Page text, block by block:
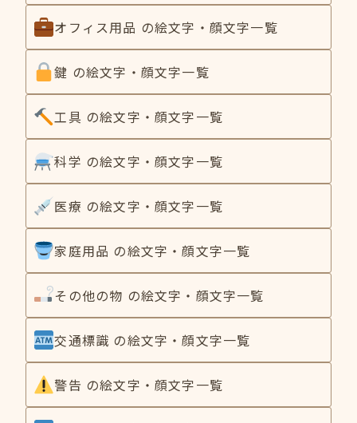
オフィス用品 の絵文字・顔文字一覧
鍵 の絵文字・顔文字一覧
工具 の絵文字・顔文字一覧
科学 の絵文字・顔文字一覧
医療 の絵文字・顔文字一覧
家庭用品 の絵文字・顔文字一覧
その他の物 の絵文字・顔文字一覧
交通標識 の絵文字・顔文字一覧
警告 の絵文字・顔文字一覧